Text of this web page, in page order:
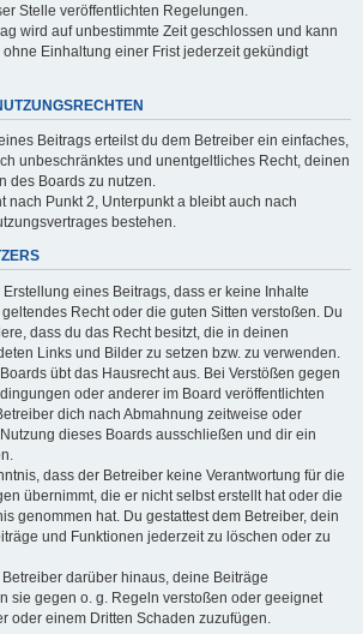
Stelle veröffentlichten Regelungen.
wird auf unbestimmte Zeit geschlossen und kann
Einhaltung einer Frist jederzeit gekündigt
Beitrags erteilst du dem Betreiber ein einfaches,
unbeschränktes und unentgeltliches Recht, deinen
des Boards zu nutzen.
nach Punkt 2, Unterpunkt a bleibt auch nach
bestehen.
Erstellung eines Beitrags, dass er keine Inhalte
Recht oder die guten Sitten verstoßen. Du
dass du das Recht besitzt, die in deinen
Links und Bilder zu setzen bzw. zu verwenden.
übt das Hausrecht aus. Bei Verstößen gegen
oder anderer im Board veröffentlichten
dich nach Abmahnung zeitweise oder
dieses Boards ausschließen und dir ein
dass der Betreiber keine Verantwortung für die
übernimmt, die er nicht selbst erstellt hat oder die
genommen hat. Du gestattest dem Betreiber, dein
und Funktionen jederzeit zu löschen oder zu
darüber hinaus, deine Beiträge
sie gegen o. g. Regeln verstoßen oder geeignet
oder einem Dritten Schaden zuzufügen.